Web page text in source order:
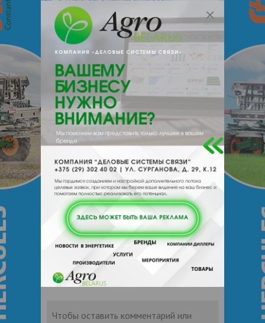
Молдова, , , mun. Chisinau,str. Varnita
14/1
О нас Отзывы
О компании
Фабрика по производству печений “Daron-
Lux” SRL действует на рынке с 2001.
Фабрика оснащена современным
промышленным оборудованием и имеет
возможность производства3 тонн
печений в час. Мы реализуем свою
продукцию на территории Республики
Молдова и в странах Евросоюза.
Отзывы
Чтобы оставить комментарий или